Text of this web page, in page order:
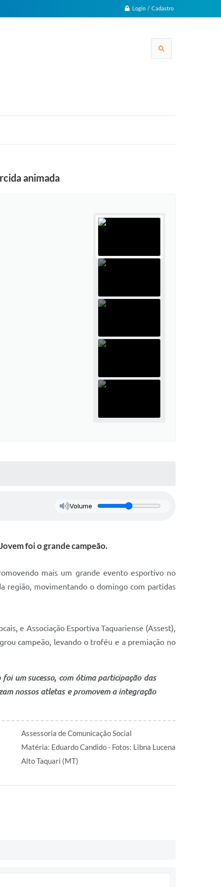
Login / Cadastro
animada
Volume
foi o grande campeão.
mais um grande evento esportivo no
região, movimentando o domingo com partidas
e Associação Esportiva Taquariense (Assest),
campeão, levando o troféu e a premiação no
um sucesso, com ótima participação das
nossos atletas e promovem a integração
Assessoria de Comunicação Social
Matéria: Eduardo Candido - Fotos: Libna Lucena
Alto Taquari (MT)